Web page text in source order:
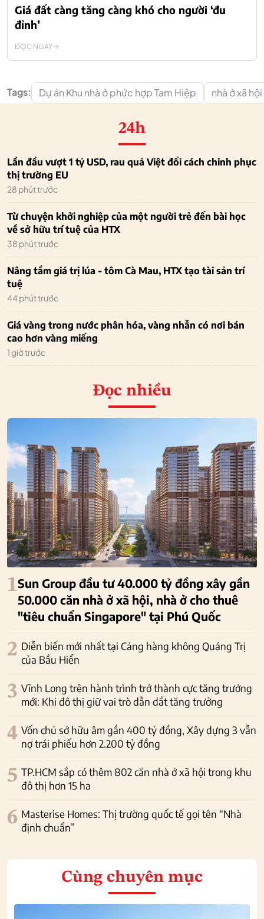
Giá đất càng tăng càng khó cho người ‘đu
đỉnh’
ĐỌC NGAY
Tags: Dự án Khu nhà ở phức hợp Tam Hiệp nhà ở xã
24h
Lần đầu vượt 1 tỷ USD, rau quả Việt đổi cách chinh phục
thị trường EU
28 phút trước
Từ chuyện khởi nghiệp của một người trẻ đến bài học
về sở hữu trí tuệ của HTX
38 phút trước
Nâng tầm giá trị lúa - tôm Cà Mau, HTX tạo tài sản trí
tuệ
44 phút trước
Giá vàng trong nước phân hóa, vàng nhẫn có nơi bán
cao hơn vàng miếng
1 giờ trước
Đọc nhiều
1Sun Group đầu tư 40.000 tỷ đồng xây gần
50.000 căn nhà ở xã hội, nhà ở cho thuê
"tiêu chuẩn Singapore" tại Phú Quốc
2 Diễn biến mới nhất tại Cảng hàng không Quảng Trị
của Bầu Hiển
3 Vĩnh Long trên hành trình trở thành cực tăng trưởng
mới: Khi đô thị giữ vai trò dẫn dắt tăng trưởng
4 Vốn chủ sở hữu âm gần 400 tỷ đồng, Xây dựng 3 vẫn
nợ trái phiếu hơn 2.200 tỷ đồng
5 TP.HCM sắp có thêm 802 căn nhà ở xã hội trong khu
đô thị hơn 15 ha
6 Masterise Homes: Thị trường quốc tế gọi tên “Nhà
định chuẩn”
Cùng chuyên mục